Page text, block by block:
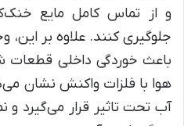
و از تماس کامل مایع
جلوگیری کنند. علاوه بر
باعث خوردگی داخلی قطعات
هوا با فلزات واکنش نشان
آب تحت تاثیر قرار می‌گیرد و